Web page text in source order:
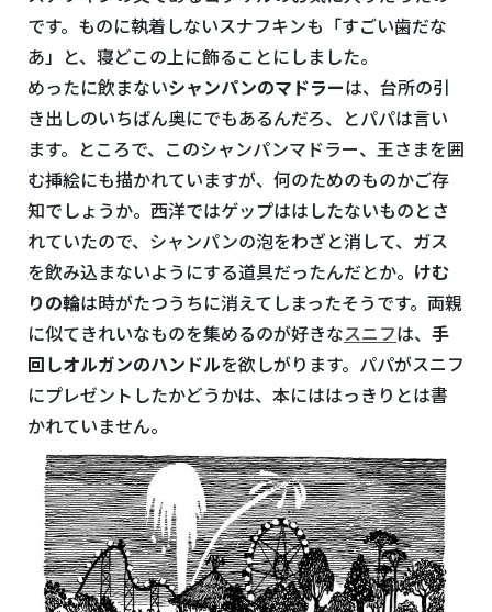
です。ものに執着しないスナフキンも「すごい歯だな
あ」と、寝どこの上に飾ることにしました。
めったに飲まないシャンパンのマドラーは、台所の引
き出しのいちばん奥にでもあるんだろ、とパパは言い
ます。ところで、このシャンパンマドラー、王さまを囲
む挿絵にも描かれていますが、何のためのものかご存
知でしょうか。西洋ではゲップははしたないものとさ
れていたので、シャンパンの泡をわざと消して、ガス
を飲み込まないようにする道具だったんだとか。 けむ
りの輪は時がたつうちに消えてしまったそうです。両親
に似てきれいなものを集めるのが好きなスニフは、 手
回しオルガンのハンドルを欲しがります。パパがスニフ
にプレゼントしたかどうかは、本にははっきりとは書
かれていません。